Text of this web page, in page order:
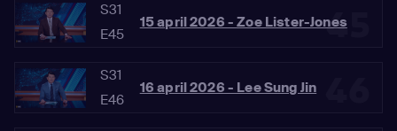
45
S31
E45
15 april 2026 - Zoe Lister-Jones
S31
E46
16 april 2026 - Lee Sung Jin